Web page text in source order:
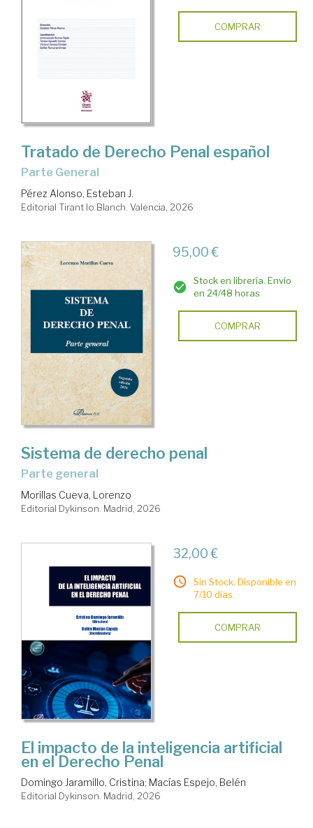
COMPRAR
Tratado de Derecho Penal español
Parte General
Pérez Alonso, Esteban J.
Editorial Tirant lo Blanch. Valencia, 2026
95,00 €
Stock en librería. Envío
en 24/48 horas
COMPRAR
Sistema de derecho penal
Parte general
Morillas Cueva, Lorenzo
Editorial Dykinson. Madrid, 2026
32,00 €
Sin Stock. Disponible en
7/10 días.
COMPRAR
El impacto de la inteligencia artificial
en el Derecho Penal
Domingo Jaramillo, Cristina; Macías Espejo, Belén
Editorial Dykinson. Madrid, 2026